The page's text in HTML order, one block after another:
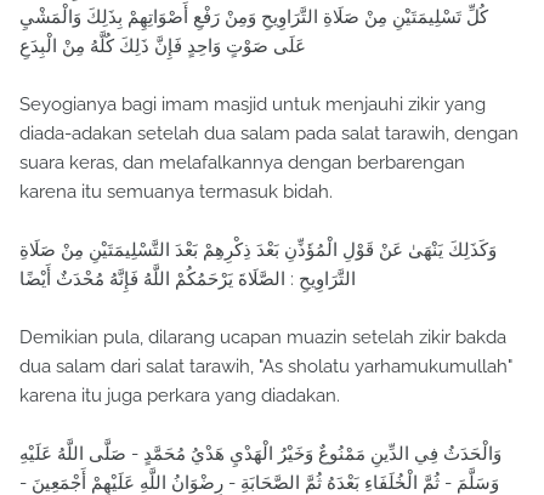
كُلِّ تَسْلِيمَتَيْنِ مِنْ صَلَاةِ التَّرَاوِيحِ وَمِنْ رَفْعِ أَصْوَاتِهِمْ بِذَلِكَ وَالْمَشْيِ
عَلَى صَوْتٍ وَاحِدٍ فَإِنَّ ذَلِكَ كُلَّهُ مِنْ الْبِدَعِ
Seyogianya bagi imam masjid untuk menjauhi zikir yang
diada-adakan setelah dua salam pada salat tarawih, dengan
suara keras, dan melafalkannya dengan berbarengan
karena itu semuanya termasuk bidah.
وَكَذَلِكَ يَنْهَىٰ عَنْ قَوْلِ الْمُؤَذِّنِ بَعْدَ ذِكْرِهِمْ بَعْدَ التَّسْلِيمَتَيْنِ مِنْ صَلَاةِ
التَّرَاوِيحِ : الصَّلَاةَ يَرْحَمُكُمْ اللَّهُ فَإِنَّهُ مُحْدَثٌ أَيْضًا
Demikian pula, dilarang ucapan muazin setelah zikir bakda
dua salam dari salat tarawih, "As sholatu yarhamukumullah"
karena itu juga perkara yang diadakan.
وَالْحَدَثُ فِي الدِّينِ مَمْنُوعٌ وَخَيْرُ الْهَدْيِ هَدْيُ مُحَمَّدٍ - صَلَّى اللَّهُ عَلَيْهِ
وَسَلَّمَ - ثُمَّ الْخُلَفَاءِ بَعْدَهُ ثُمَّ الصَّحَابَةِ - رِضْوَانُ اللَّهِ عَلَيْهِمْ أَجْمَعِينَ -